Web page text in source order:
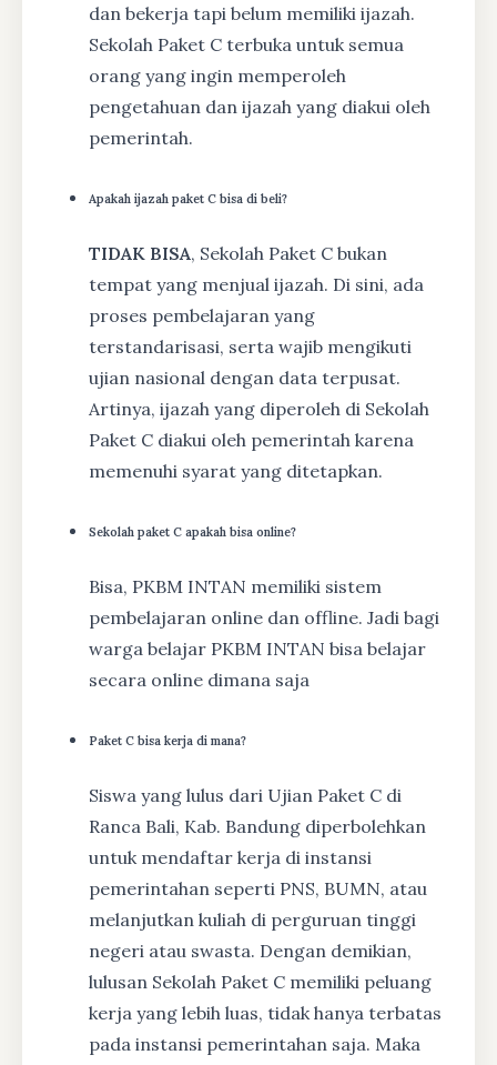
dan bekerja tapi belum memiliki ijazah.
Sekolah Paket C terbuka untuk semua
orang yang ingin memperoleh
pengetahuan dan ijazah yang diakui oleh
pemerintah.
Apakah ijazah paket C bisa di beli?
TIDAK BISA, Sekolah Paket C bukan
tempat yang menjual ijazah. Di sini, ada
proses pembelajaran yang
terstandarisasi, serta wajib mengikuti
ujian nasional dengan data terpusat.
Artinya, ijazah yang diperoleh di Sekolah
Paket C diakui oleh pemerintah karena
memenuhi syarat yang ditetapkan.
Sekolah paket C apakah bisa online?
Bisa, PKBM INTAN memiliki sistem
pembelajaran online dan offline. Jadi bagi
warga belajar PKBM INTAN bisa belajar
secara online dimana saja
Paket C bisa kerja di mana?
Siswa yang lulus dari Ujian Paket C di
Ranca Bali, Kab. Bandung diperbolehkan
untuk mendaftar kerja di instansi
pemerintahan seperti PNS, BUMN, atau
melanjutkan kuliah di perguruan tinggi
negeri atau swasta. Dengan demikian,
lulusan Sekolah Paket C memiliki peluang
kerja yang lebih luas, tidak hanya terbatas
pada instansi pemerintahan saja. Maka